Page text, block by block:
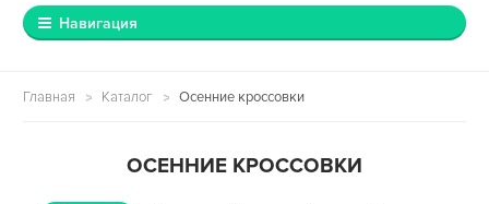
Навигация
Главная Каталог Осенние кроссовки
ОСЕННИЕ КРОССОВКИ